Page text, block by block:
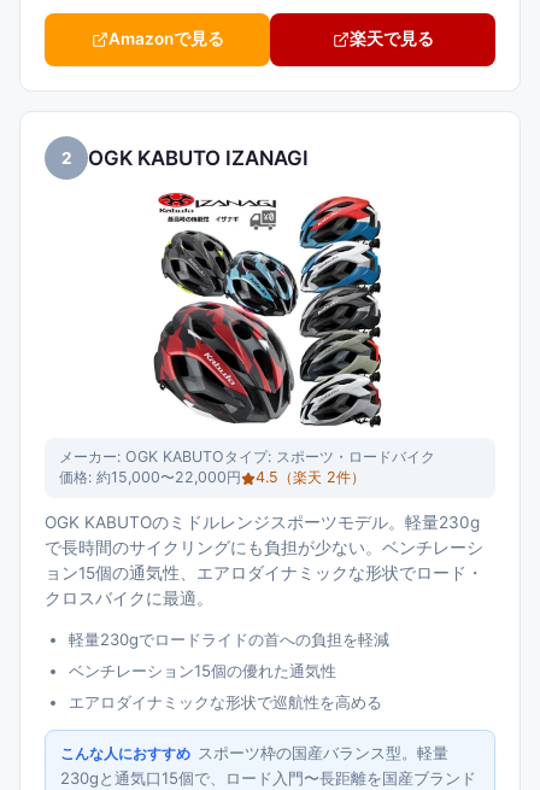
Amazonで見る 楽天で見る
2 OGK KABUTO IZANAGI
メーカー: OGK KABUTOタイプ: スポーツ・ロードバイク
価格: 約15,000〜22,000円 4.5 （楽天 2件）
OGK KABUTOのミドルレンジスポーツモデル。軽量230g
で長時間のサイクリングにも負担が少ない。ベンチレーシ
ョン15個の通気性、エアロダイナミックな形状でロード・
クロスバイクに最適。
軽量230gでロードライドの首への負担を軽減
ベンチレーション15個の優れた通気性
エアロダイナミックな形状で巡航性を高める
こんな人におすすめ スポーツ枠の国産バランス型。軽量
230gと通気口15個で、ロード入門〜長距離を国産ブランド